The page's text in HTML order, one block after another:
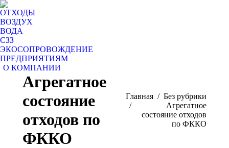
ОТХОДЫ
ВОЗДУХ
ВОДА
СЗЗ
ЭКОСОПРОВОЖДЕНИЕ
ПРЕДПРИЯТИЯМ
О КОМПАНИИ
Агрегатное
состояние
отходов по
ФККО
Вы здесь:
Главная
Без рубрики
Агрегатное
состояние отходов
по ФККО